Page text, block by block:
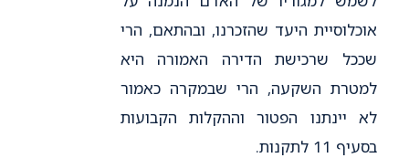
אוכלוסיית היעד שהזכרנו, ובהתאם, הרי
שככל שרכישת הדירה האמורה היא
למטרת השקעה, הרי שבמקרה כאמור
לא יינתנו הפטור וההקלות הקבועות
בסעיף 11 לתקנות.